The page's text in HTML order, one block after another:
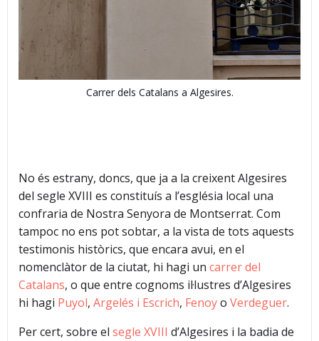
Carrer dels Catalans a Algesires.
No és estrany, doncs, que ja a la creixent Algesires
del segle XVIII es constituís a l’església local una
confraria de Nostra Senyora de Montserrat. Com
tampoc no ens pot sobtar, a la vista de tots aquests
testimonis històrics, que encara avui, en el
nomenclàtor de la ciutat, hi hagi un carrer del
Catalans, o que entre cognoms il·lustres d’Algesires
hi hagi Puyol, Argelés i Escrich, Fenoyo Verdeguer.
Per cert, sobre el segle XVIII d’Algesires i la badia de